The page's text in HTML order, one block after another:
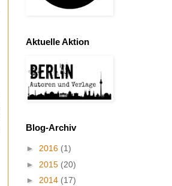
Aktuelle Aktion
Blog-Archiv
► 2016 (1)
► 2015 (20)
► 2014 (17)